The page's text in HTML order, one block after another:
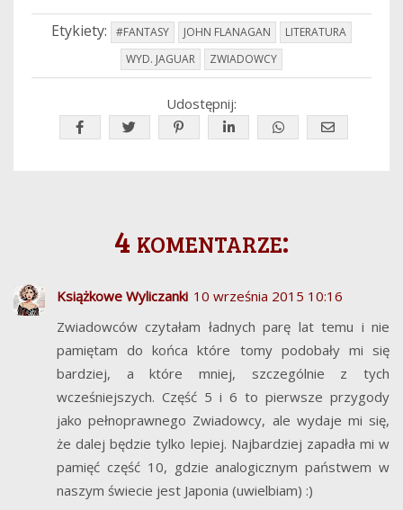
Etykiety: #FANTASY JOHN FLANAGAN
LITERATURA
WYD. JAGUAR
ZWIADOWCY
Udostępnij:
4 komentarze:
Książkowe Wyliczanki 10 września 2015 10:16
Zwiadowców czytałam ładnych parę lat temu i nie
pamiętam do końca które tomy podobały mi się
bardziej, a które mniej, szczególnie z tych
wcześniejszych. Część 5 i 6 to pierwsze przygody
jako pełnoprawnego Zwiadowcy, ale wydaje mi się,
że dalej będzie tylko lepiej. Najbardziej zapadła mi w
pamięć część 10, gdzie analogicznym państwem w
naszym świecie jest Japonia (uwielbiam) :)